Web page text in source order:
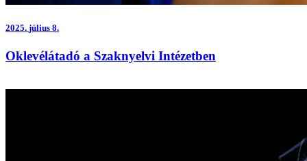
2025. július 8.
Oklevélátadó a Szaknyelvi Intézetben